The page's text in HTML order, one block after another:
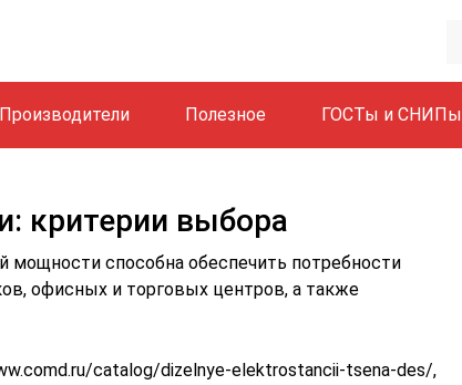
Производители Полезное ГОСТы и СНИПы
критерии выбора
мощности способна обеспечить потребности
офисных и торговых центров, а также
catalog/dizelnye-elektrostancii-tsena-des/,